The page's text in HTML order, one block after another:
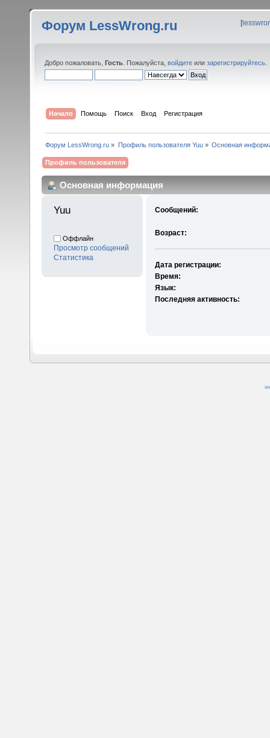
Форум LessWrong.ru [
Добро пожаловать, Гость . Пожалуйста, войдите или зарегистрируйтесь
Начало Помощь Поиск Вход Регистрация
Форум LessWrong.ru » Профиль пользователя Yuu» Основная
Профиль пользователя
Основная информация
Yuu
Оффлайн
Просмотр сообщений
Статистика
Сообщений:
Возраст:
Дата регистрации:
Время:
Язык:
Последняя активность: